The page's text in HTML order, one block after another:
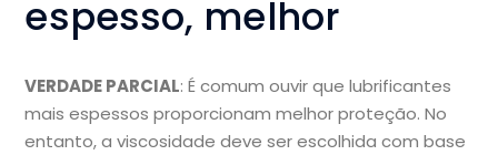
espesso, melhor
VERDADE PARCIAL: É comum ouvir que lubrificantes
mais espessos proporcionam melhor proteção. No
entanto, a viscosidade deve ser escolhida com base